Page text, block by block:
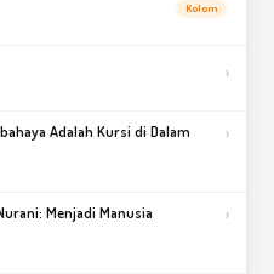
Kolom
›
Adalah Kursi di Dalam
›
Menjadi Manusia
›